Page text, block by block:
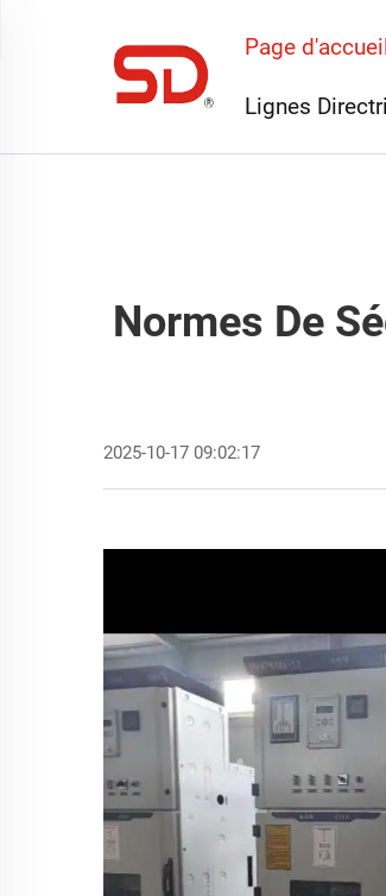
Page
Lignes
Normes De
2025-10-17 09:02:17